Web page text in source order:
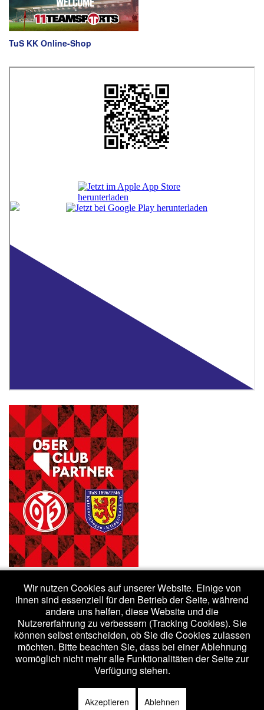
TuS KK Online-Shop
(c) 2020 - tuskk.de / Impressum/Datenschutzerklärung
Bootstrapis a front-end framework of Twitter, Inc. Code licensed under
Wir nutzen Cookies auf unserer Website. Einige von
ihnen sind essenziell für den Betrieb der Seite, während
andere uns helfen, diese Website und die
Nutzererfahrung zu verbessern (Tracking Cookies). Sie
können selbst entscheiden, ob Sie die Cookies zulassen
möchten. Bitte beachten Sie, dass bei einer Ablehnung
womöglich nicht mehr alle Funktionalitäten der Seite zur
Verfügung stehen.
Akzeptieren Ablehnen